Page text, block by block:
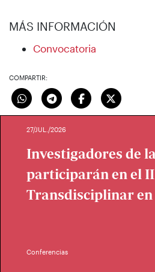
MÁS INFORMACIÓN
Convocatoria
COMPARTIR:
27/JUL./2026
Investigadores de
participarán en el
Transdisciplinar
Conferencias